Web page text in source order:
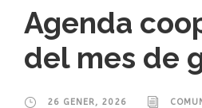
Agenda
del mes de
26 GENER, 2026